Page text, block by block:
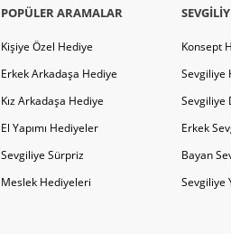
POPÜLER ARAMALAR
Kişiye Özel Hediye
Erkek Arkadaşa Hediye
Kız Arkadaşa Hediye
El Yapımı Hediyeler
Sevgiliye Sürpriz
Meslek Hediyeleri
Konsept
Sevgiliye
Sevgiliye
Erkek
Bayan
Sevgiliye